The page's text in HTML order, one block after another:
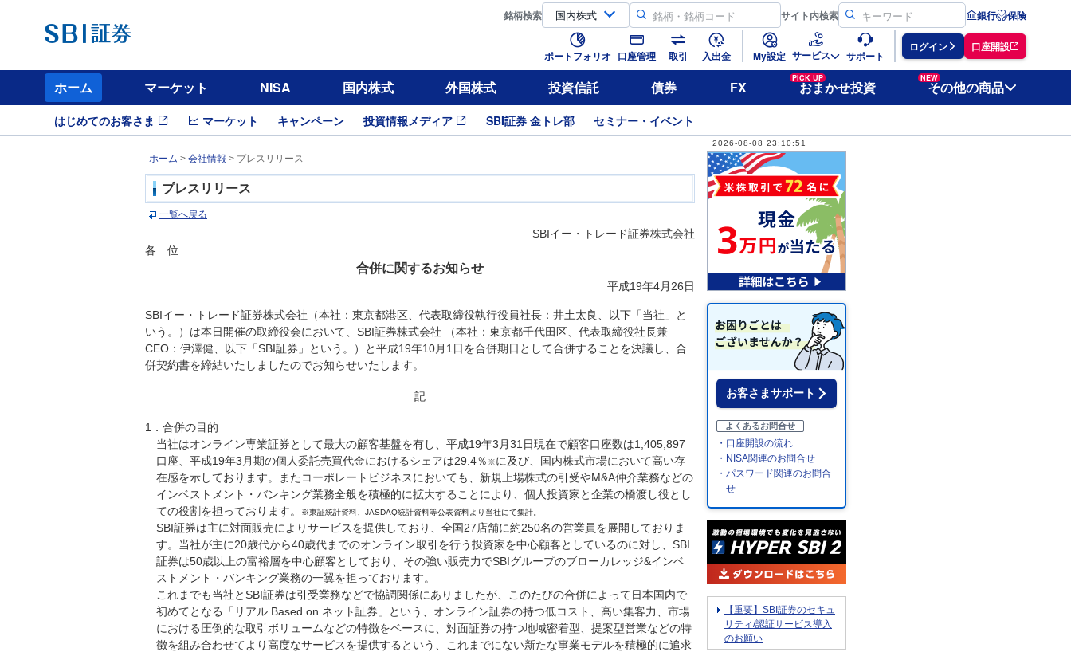
銘柄検索 サイト内検索 銀行 保険
ポートフォリオ 口座管理 取引 入出金 My設定 サービス サポート
ログイン 口座開設
ホーム マーケット NISA 国内株式 外国株式 投資信託 債券 FX
PICK UP
おまかせ投資
NEW
その他の商品
はじめてのお客さま マーケット キャンペーン 投資情報メディア SBI証券 金トレ部 セミナー・イベント
2026-08-08 23:10:51
ホーム > 会社情報 > プレスリリース
プレスリリース
一覧へ戻る
SBIイー・トレード証券株式会社
各 位
合併に関するお知らせ
平成19年4月26日
SBIイー・トレード証券株式会社（本社：東京都港区、代表取締役執行役員社長：井土太良、以下「当社」と
いう。）は本日開催の取締役会において、SBI証券株式会社 （本社：東京都千代田区、代表取締役社長兼
CEO：伊澤健、以下「SBI証券」という。）と平成19年10月1日を合併期日として合併することを決議し、合
併契約書を締結いたしましたのでお知らせいたします。
記
1．合併の目的
当社はオンライン専業証券として最大の顧客基盤を有し、平成19年3月31日現在で顧客口座数は1,405,897
口座、平成19年3月期の個人委託売買代金におけるシェアは29.4％ ※に及び、国内株式市場において高い存
在感を示しております。またコーポレートビジネスにおいても、新規上場株式の引受やM&A仲介業務などの
インベストメント・バンキング業務全般を積極的に拡大することにより、個人投資家と企業の橋渡し役とし
ての役割を担っております。
※東証統計資料、JASDAQ統計資料等公表資料より当社にて集計。
SBI証券は主に対面販売によりサービスを提供しており、全国27店舗に約250名の営業員を展開しておりま
す。当社が主に20歳代から40歳代までのオンライン取引を行う投資家を中心顧客としているのに対し、SBI
証券は50歳以上の富裕層を中心顧客としており、その強い販売力でSBIグループのブローカレッジ&インベ
ストメント・バンキング業務の一翼を担っております。
これまでも当社とSBI証券は引受業務などで協調関係にありましたが、このたびの合併によって日本国内で
初めてとなる「リアル Based on ネット証券」という、オンライン証券の持つ低コスト、高い集客力、市場
における圧倒的な取引ボリュームなどの特徴をベースに、対面証券の持つ地域密着型、提案型営業などの特
徴を組み合わせてより高度なサービスを提供するという、これまでにない新たな事業モデルを積極的に追求
お客さまサポート
よくあるお問合せ
・口座開設の流れ
・NISA関連のお問合せ
・パスワード関連のお問合
せ
【重要】SBI証券のセキュ
リティ/認証サービス導入
のお願い